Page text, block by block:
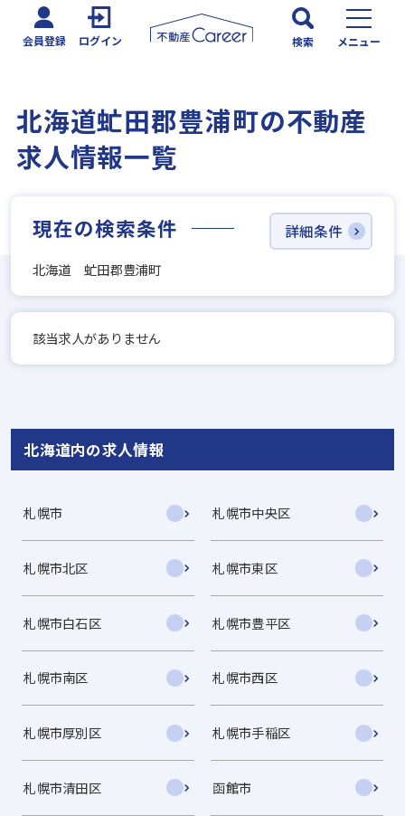
会員登録 ログイン 検索 メニュー
北海道虻田郡豊浦町の不動産
求人情報一覧
現在の検索条件
北海道 虻田郡豊浦町
詳細条件
該当求人がありません
北海道内の求人情報
札幌市 札幌市中央区
札幌市北区 札幌市東区
札幌市白石区 札幌市豊平区
札幌市南区 札幌市西区
札幌市厚別区 札幌市手稲区
札幌市清田区 函館市